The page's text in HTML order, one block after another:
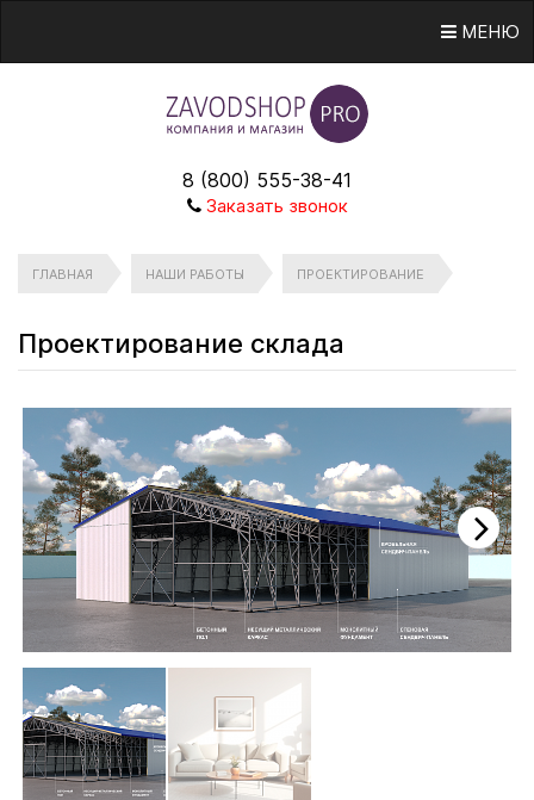
МЕНЮ
8 (800) 555-38-41
Заказать звонок
ГЛАВНАЯ НАШИ РАБОТЫ ПРОЕКТИРОВАНИЕ
Проектирование склада
Next